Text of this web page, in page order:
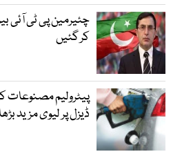
چئیرمین پی ٹی آئی
کر گئیں
پیٹرولیم مصنوعات
ڈیزل پر لیوی مزید